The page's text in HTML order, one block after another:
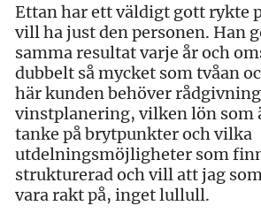
Ettan har ett väldigt gott rykte
vill ha just den personen. Han
samma resultat varje år och
dubbelt så mycket som tvåan
här kunden behöver
vinstplanering, vilken lön som
tanke på brytpunkter och vilka
utdelningsmöjligheter som
strukturerad och vill att jag
vara rakt på, inget lullull.